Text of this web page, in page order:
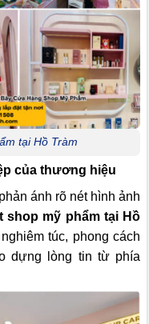
tại Hồ Tràm
của thương hiệu
ánh rõ nét hình ảnh
shop mỹ phẩm tại Hồ
túc, phong cách
dựng lòng tin từ phía